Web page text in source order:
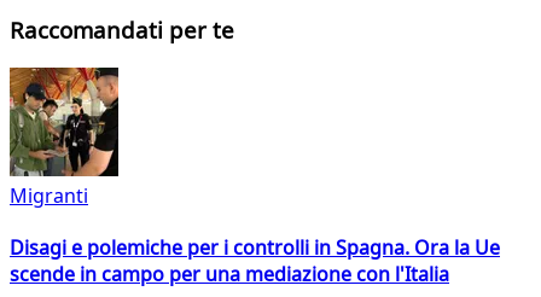
Raccomandati per te
Migranti
Disagi e polemiche per i controlli in Spagna. Ora la Ue
scende in campo per una mediazione con l'Italia